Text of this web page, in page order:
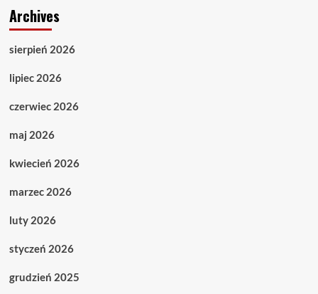
Archives
sierpień 2026
lipiec 2026
czerwiec 2026
maj 2026
kwiecień 2026
marzec 2026
luty 2026
styczeń 2026
grudzień 2025